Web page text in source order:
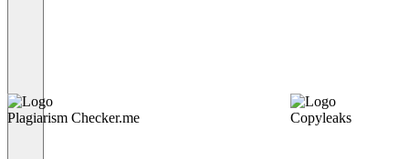
Plagiarism Checker.me Copyleaks